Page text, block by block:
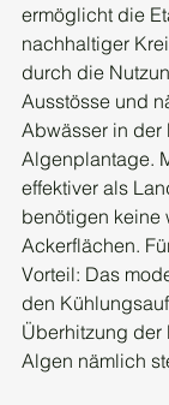
ermöglicht die
nachhaltiger
durch die
Ausstösse und
Abwässer in der
Algenplantage.
effektiver als
benötigen keine
Ackerflächen.
Vorteil: Das
den
Überhitzung der
Algen nämlich